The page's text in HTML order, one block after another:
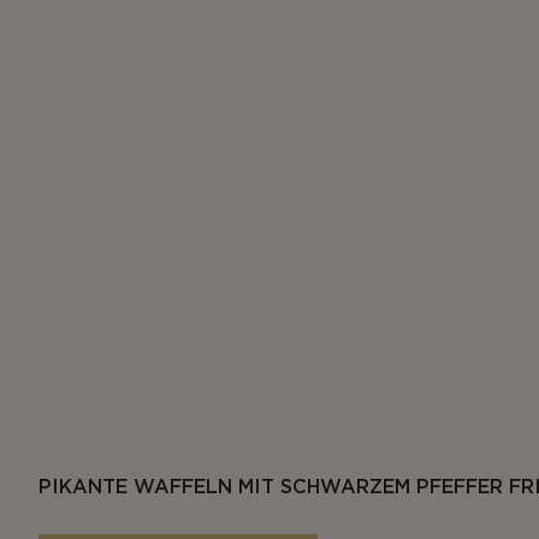
PIKANTE WAFFELN MIT SCHWARZEM PFEFFER